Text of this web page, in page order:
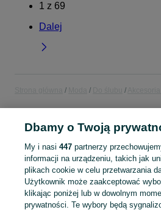
1 z 69
Dalej
POLSKA
KATEGORIA
Dbamy o Twoją
My i nasi 447partnerzy
informacji na urządzeniu, takich jak
plikach cookie w celu przetwarzania
Użytkownik może zaakceptować
klikając poniżej lub w dowolnym
prywatności. Te wybory będą